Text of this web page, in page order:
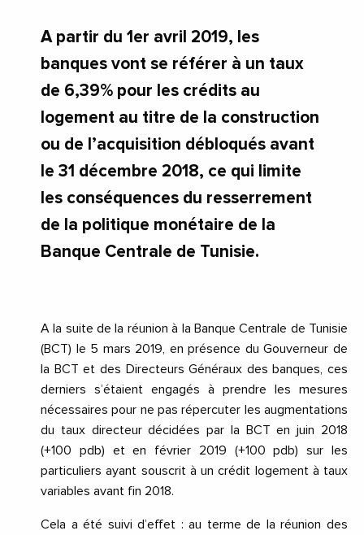
A partir du 1er avril 2019, les
banques vont se référer à un taux
de 6,39% pour les crédits au
logement au titre de la construction
ou de l’acquisition débloqués avant
le 31 décembre 2018, ce qui limite
les conséquences du resserrement
de la politique monétaire de la
Banque Centrale de Tunisie.
A la suite de la réunion à la Banque Centrale de Tunisie
(BCT) le 5 mars 2019, en présence du Gouverneur de
la BCT et des Directeurs Généraux des banques, ces
derniers s’étaient engagés à prendre les mesures
nécessaires pour ne pas répercuter les augmentations
du taux directeur décidées par la BCT en juin 2018
(+100 pdb) et en février 2019 (+100 pdb) sur les
particuliers ayant souscrit à un crédit logement à taux
variables avant fin 2018.
Cela a été suivi d’effet : au terme de la réunion des